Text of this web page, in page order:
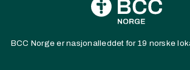
BCC Norge er nasjonalleddet for 19 norske